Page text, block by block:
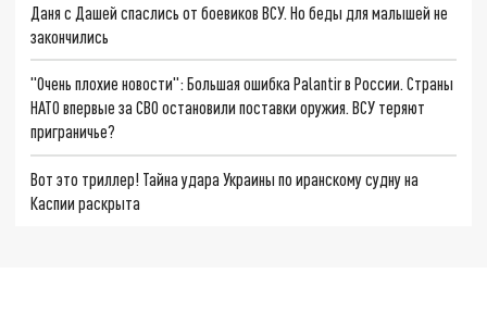
Даня с Дашей спаслись от боевиков ВСУ. Но беды для малышей не
закончились
"Очень плохие новости": Большая ошибка Palantir в России. Страны
НАТО впервые за СВО остановили поставки оружия. ВСУ теряют
приграничье?
Вот это триллер! Тайна удара Украины по иранскому судну на
Каспии раскрыта